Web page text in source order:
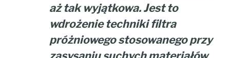
aż tak wyjątkowa. Jest to
wdrożenie techniki filtra
próżniowego stosowanego przy